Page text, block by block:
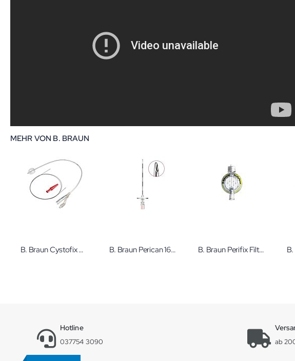
MEHR VON B. BRAUN
B. Braun Cystofix Ballonkatheter gerade 40 cm Ch. 12 Wechselbestecke zur suprapubischen Blasendrainage B. Braun Perican 16G weiß 80 mm Epiduralkanüle B. Braun Perifix Filter 0,2 µm Flachfilter
Hotline
037754 3090 ab